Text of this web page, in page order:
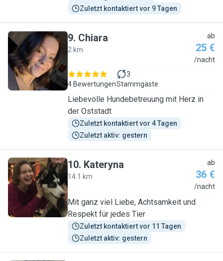
Zuletzt kontaktiert vor 9 Tagen
C
9. Chiara
2 km
ab
25 €
/nacht
4 Bewertungen
3
Stammgäste
Liebevolle Hundebetreuung mit Herz in
der Oststadt
Zuletzt kontaktiert vor 4 Tagen
Zuletzt aktiv: gestern
K
10. Kateryna
14.1 km
ab
36 €
/nacht
Mit ganz viel Liebe, Achtsamkeit und
Respekt für jedes Tier
Zuletzt kontaktiert vor 11 Tagen
Zuletzt aktiv: gestern